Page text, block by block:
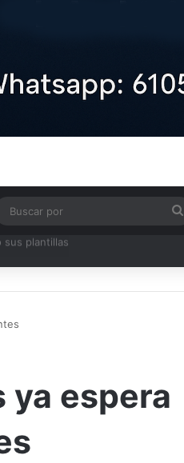
ya espera